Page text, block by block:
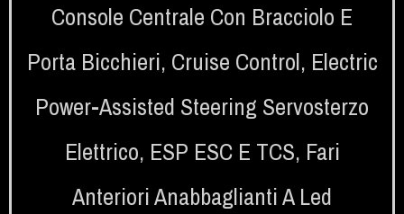
Console Centrale Con Bracciolo E
Porta Bicchieri, Cruise Control, Electric
Power-Assisted Steering Servosterzo
Elettrico, ESP ESC E TCS, Fari
Anteriori Anabbaglianti A Led